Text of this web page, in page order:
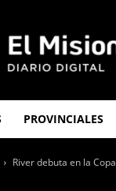
Misionero
PROVINCIALES
River debuta en la